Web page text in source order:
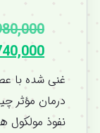
غنی شده با عصاره
درمان مؤثر
نفوذ مولکول